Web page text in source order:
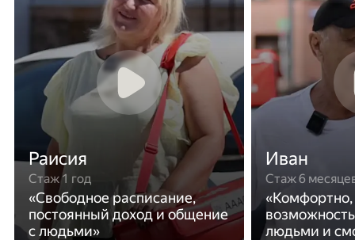
Раисия
Стаж 1 год
«Свободное расписание,
постоянный доход и общение
с людьми»
Иван
Стаж 6
людьми и